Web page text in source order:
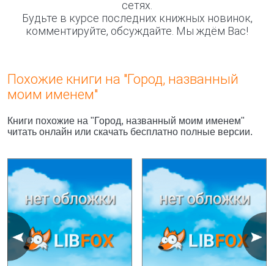
сетях.
Будьте в курсе последних книжных новинок,
комментируйте, обсуждайте. Мы ждём Вас!
Похожие книги на "Город, названный
моим именем"
Книги похожие на "Город, названный моим именем"
читать онлайн или скачать бесплатно полные версии.